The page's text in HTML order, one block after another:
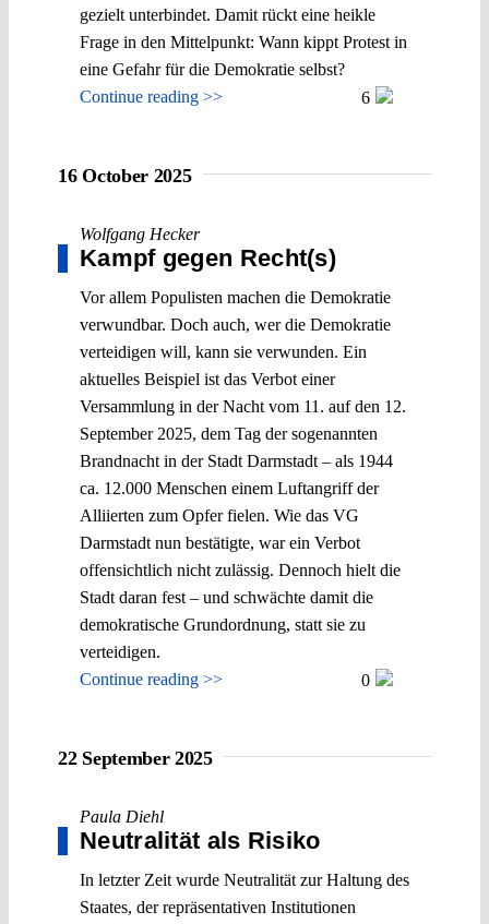
gezielt unterbindet. Damit rückt eine heikle
Frage in den Mittelpunkt: Wann kippt Protest in
eine Gefahr für die Demokratie selbst?
Continue reading >>
6
16 October 2025
Wolfgang Hecker
Kampf gegen Recht(s)
Vor allem Populisten machen die Demokratie
verwundbar. Doch auch, wer die Demokratie
verteidigen will, kann sie verwunden. Ein
aktuelles Beispiel ist das Verbot einer
Versammlung in der Nacht vom 11. auf den 12.
September 2025, dem Tag der sogenannten
Brandnacht in der Stadt Darmstadt – als 1944
ca. 12.000 Menschen einem Luftangriff der
Alliierten zum Opfer fielen. Wie das VG
Darmstadt nun bestätigte, war ein Verbot
offensichtlich nicht zulässig. Dennoch hielt die
Stadt daran fest – und schwächte damit die
demokratische Grundordnung, statt sie zu
verteidigen.
Continue reading >>
0
22 September 2025
Paula Diehl
Neutralität als Risiko
In letzter Zeit wurde Neutralität zur Haltung des
Staates, der repräsentativen Institutionen